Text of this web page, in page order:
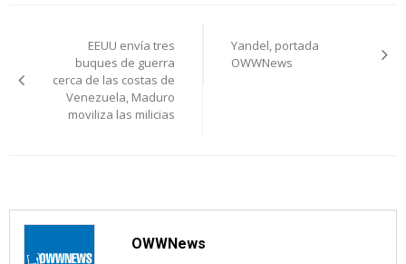
entradas
EEUU envía tres
buques de guerra
cerca de las costas de
Venezuela, Maduro
moviliza las milicias
Yandel, portada
OWWNews
OWWNews